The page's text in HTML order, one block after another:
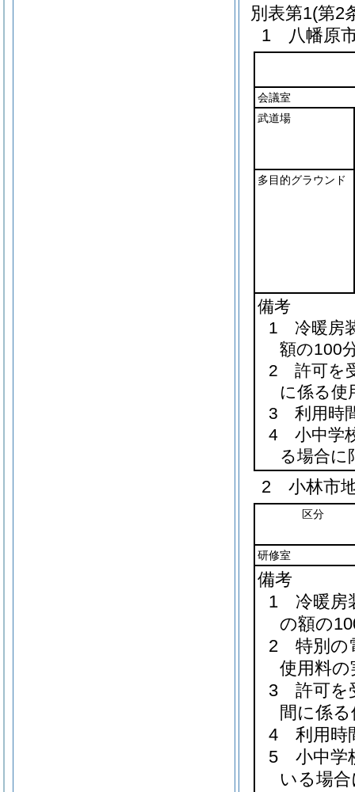
別表第1(第2
1 八幡原
会議室
武道場
多目的グラウンド
備考
1 冷暖房
額の100
2 許可を
に係る使
3 利用時
4 小中学
る場合に
2 小林市
区分
研修室
備考
1 冷暖房
の額の
2 特別の
使用料
3 許可を
間に係
4 利用時
5 小中学
いる場